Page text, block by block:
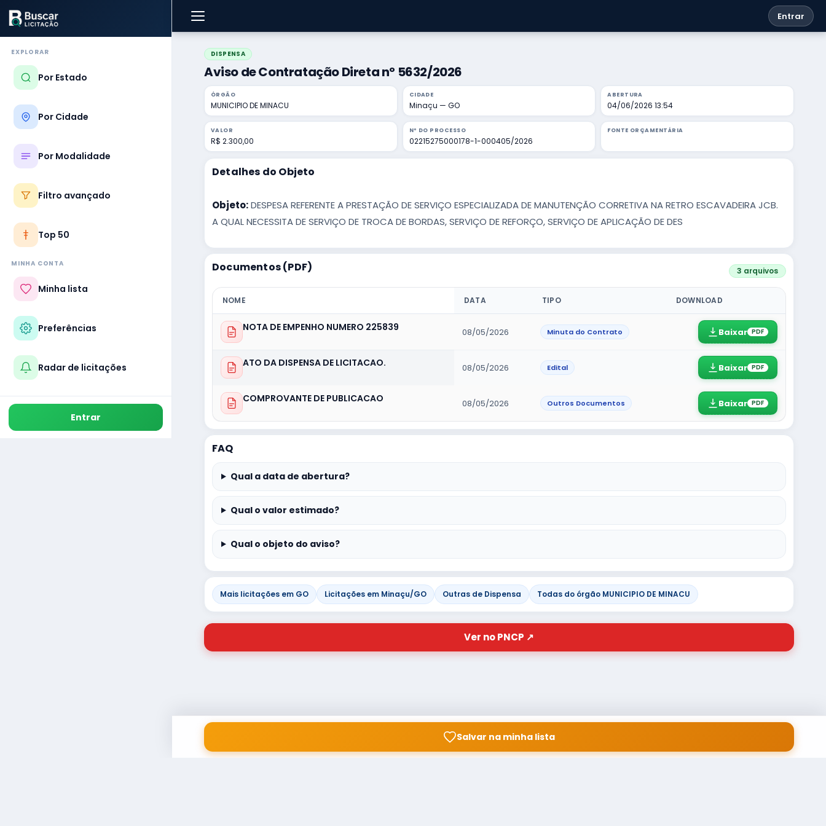
Entrar
EXPLORAR
Por Estado
Por Cidade
Por Modalidade
Filtro avançado
Top 50
MINHA CONTA
Minha lista
Preferências
Radar de licitações
Entrar
DISPENSA
Aviso de Contratação Direta nº 5632/2026
ÓRGÃO
MUNICIPIO DE MINACU
CIDADE
Minaçu — GO
ABERTURA
04/06/2026 13:54
VALOR
R$ 2.300,00
Nº DO PROCESSO
02215275000178-1-000405/2026
FONTE ORÇAMENTÁRIA
Detalhes do Objeto
Objeto:DESPESA REFERENTE A PRESTAÇÃO DE SERVIÇO ESPECIALIZADA DE MANUTENÇÃO CORRETIVA NA RETRO ESCAVADEIRA JCB.
A QUAL NECESSITA DE SERVIÇO DE TROCA DE BORDAS, SERVIÇO DE REFORÇO, SERVIÇO DE APLICAÇÃO DE DES
Documentos (PDF) 3 arquivos
NOME DATA TIPO DOWNLOAD
NOTA DE EMPENHO NUMERO 225839 08/05/2026 Minuta do Contrato Baixar PDF
ATO DA DISPENSA DE LICITACAO. 08/05/2026 Edital Baixar PDF
COMPROVANTE DE PUBLICACAO 08/05/2026 Outros Documentos Baixar PDF
FAQ
Qual a data de abertura?
Qual o valor estimado?
Qual o objeto do aviso?
Mais licitações em GO Licitações em Minaçu/GO Outras de Dispensa Todas do órgão MUNICIPIO DE MINACU
Ver no PNCP ↗
Salvar na minha lista